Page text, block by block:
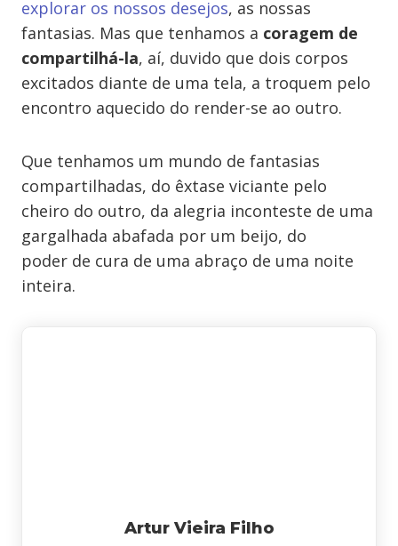
explorar os nossos desejos, as nossas
fantasias. Mas que tenhamos a coragem de
compartilhá-la, aí, duvido que dois corpos
excitados diante de uma tela, a troquem pelo
encontro aquecido do render-se ao outro.
Que tenhamos um mundo de fantasias
compartilhadas, do êxtase viciante pelo
cheiro do outro, da alegria inconteste de uma
gargalhada abafada por um beijo, do
poder de cura de uma abraço de uma noite
inteira.
Artur Vieira Filho